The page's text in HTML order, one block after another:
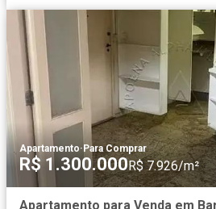
Apartamento· Para Comprar
R$ 1.300.000R$ 7.926/m²